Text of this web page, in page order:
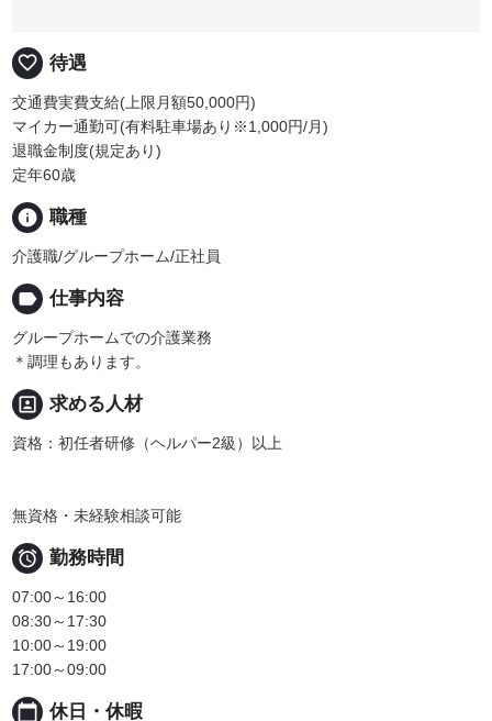
favorite_border 待遇
交通費実費支給(上限月額50,000円)
マイカー通勤可(有料駐車場あり※1,000円/月)
退職金制度(規定あり)
定年60歳
info 職種
介護職/グループホーム/正社員
label 仕事内容
グループホームでの介護業務
＊調理もあります。
portrait 求める人材
資格：初任者研修（ヘルパー2級）以上
無資格・未経験相談可能
 勤務時間
07:00～16:00
08:30～17:30
10:00～19:00
17:00～09:00
calendar_today 休日・休暇